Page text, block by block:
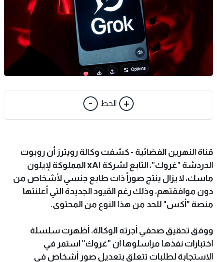
+ الخط -
قناة النهرين الفضائية - كشفت وكالة رويترز أن روبوت
الدردشة "غروك"، التابع لشركة xAI المملوكة لإيلون
ماسك، لا يزال ينتج صوراً ذات طابع جنسي لأشخاص من
دون موافقتهم، وذلك رغم القيود الجديدة التي أعلنتها
منصة "أكس" للحد من هذا النوع من المحتوى.
ووفق تحقيق صحفي أجرته الوكالة، أظهرت سلسلة
اختبارات نفذها مراسلوها أن "غروك" استمر في
الاستجابة لطلبات تتعلق بتعديل صور أشخاص في